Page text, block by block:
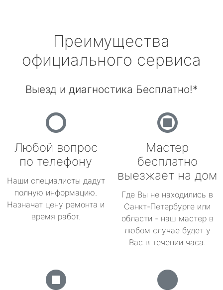
Преимущества
официального сервиса
Выезд и диагностика Бесплатно!*
Любой вопрос
по телефону
Наши специалисты дадут
полную информацию.
Назначат цену ремонта и
время работ.
Мастер
бесплатно
выезжает на дом
Где Вы не находились в
Санкт-Петербурге или
области - наш мастер в
любом случае будет у
Вас в течении часа.